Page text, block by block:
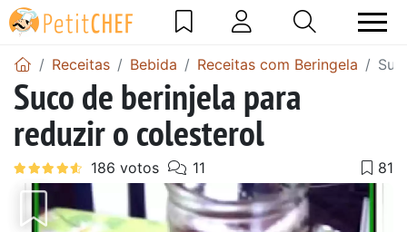
Receitas Bebida Receitas com Beringela
Suco de berinjela para
reduzir o colesterol